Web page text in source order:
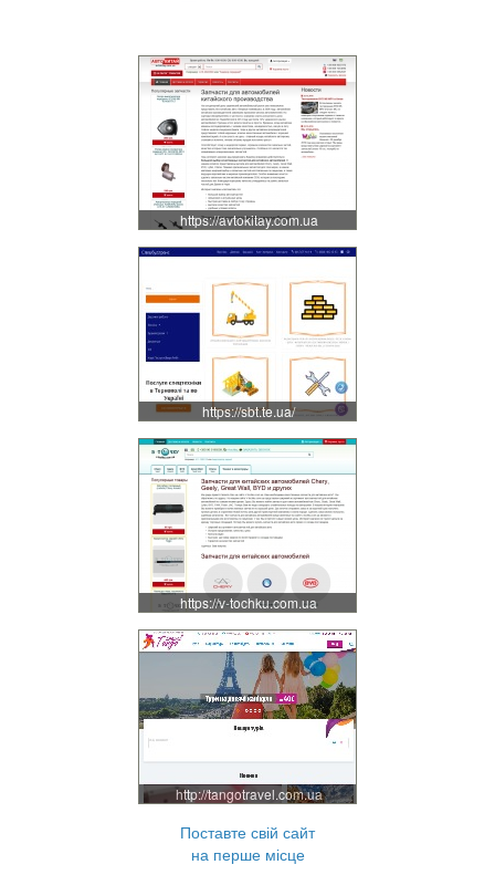
https://avtokitay.com.ua
https://sbt.te.ua/
https://v-tochku.com.ua
http://tangotravel.com.ua
Поставте свій сайт
на перше місце